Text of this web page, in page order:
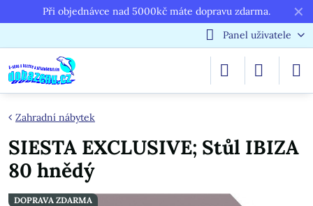
✕
Při objednávce nad 5000kč máte dopravu zdarma.
Panel uživatele
DOPRAVA ZDARMA
Zahradní nábytek
SIESTA EXCLUSIVE; Stůl IBIZA
80 hnědý